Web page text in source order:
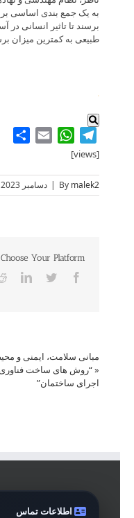
به یک جمع بندی اساسی
برسند تا تاثیر انسانی
طبیعی به کمترین میزان
.
Telegram
WhatsApp
Email
[views]
By malek2
| دسامبر 28th, 2023
Your Platform!
Facebook
Twitter
مبانی سلامت، ایمنی و
«“روش های ساخت فناوری
اجرای ساختمان”
اطلاعات تماس